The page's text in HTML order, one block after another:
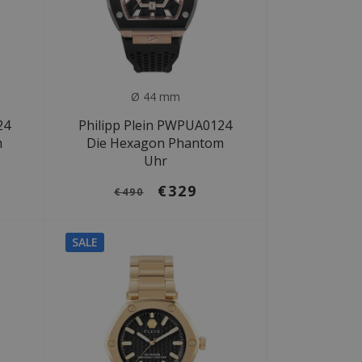
Ø 44 mm
Philipp Plein PWPUA0124
Die Hexagon Phantom
Uhr
€490 €329
SALE